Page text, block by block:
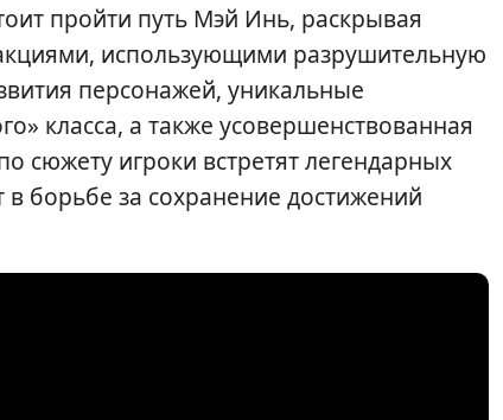
пройти путь Мэй Инь, раскрывая
использующими разрушительную
персонажей, уникальные
класса, а также усовершенствованная
сюжету игроки встретят легендарных
борьбе за сохранение достижений